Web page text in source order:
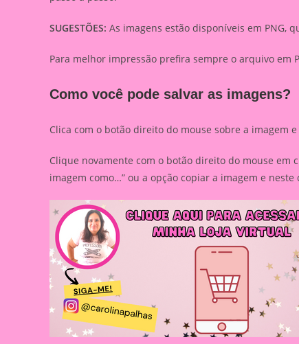
SUGESTÕES: As imagens estão disponíveis em PNG,
Para melhor impressão prefira sempre o arquivo em
Como você pode salvar as imagens?
Clica com o botão direito do mouse sobre a imagem
Clique novamente com o botão direito do mouse em
imagem como…” ou a opção copiar a imagem e